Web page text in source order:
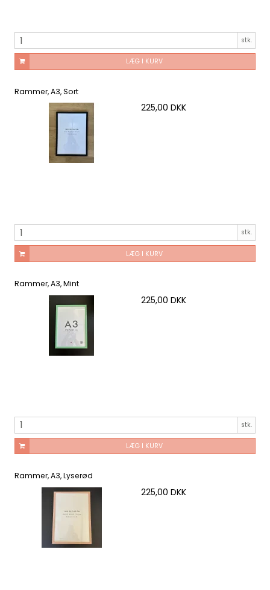
stk.
LÆG I KURV
Rammer, A3, Sort
225,00 DKK
stk.
LÆG I KURV
Rammer, A3, Mint
225,00 DKK
stk.
LÆG I KURV
Rammer, A3, Lyserød
225,00 DKK